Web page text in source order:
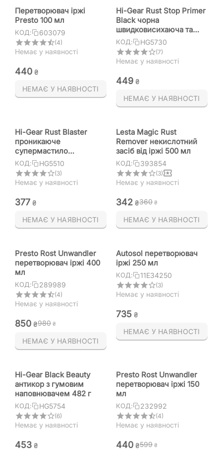
Перетворювач іржі
Рresto 100 мл
КОД: 603079
(4)
Немає у наявності
‍440‍ ₴
НЕМАЄ У НАЯВНОСТІ
Hi-Gear Rust Stop Primer
Black чорна
швидковисихаюча та
шліфована антикор-
грунтовка 311 г
КОД: HG5730
(7)
Немає у наявності
‍449‍ ₴
НЕМАЄ У НАЯВНОСТІ
Hi-Gear Rust Blaster
проникаюче
супермастило
"Мехагник" аерозоль з
перетворювачем іржі
312 г
КОД: HG5510
(3)
Немає у наявності
‍377‍ ₴
НЕМАЄ У НАЯВНОСТІ
Lesta Magic Rust
Remover некислотний
засіб від іржі 500 мл
КОД: 393854
(3)
Немає у наявності
‍342‍ ₴‍360‍ ₴
НЕМАЄ У НАЯВНОСТІ
Presto Rost Unwandler
перетворювач іржі 400
мл
КОД: 289989
(4)
Немає у наявності
‍850‍ ₴‍980‍ ₴
НЕМАЄ У НАЯВНОСТІ
Autosol перетворювач
іржі 250 мл
КОД: 11E34250
(3)
Немає у наявності
‍735‍ ₴
НЕМАЄ У НАЯВНОСТІ
Hi-Gear Black Beauty
антикор з гумовим
наповнювачем 482 г
КОД: HG5754
(6)
Немає у наявності
‍453‍ ₴
Presto Rost Unwandler
перетворювач іржі 150
мл
КОД: 232992
(4)
Немає у наявності
‍440‍ ₴‍599‍ ₴